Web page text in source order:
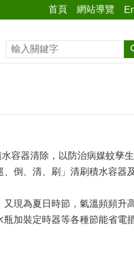
首頁 網站導覽
容器清除，以防治病媒蚊孳
倒、清、刷」清刷積水容器
現為夏日時節，氣溫頻頻升
加裝定時器等各種節能省電